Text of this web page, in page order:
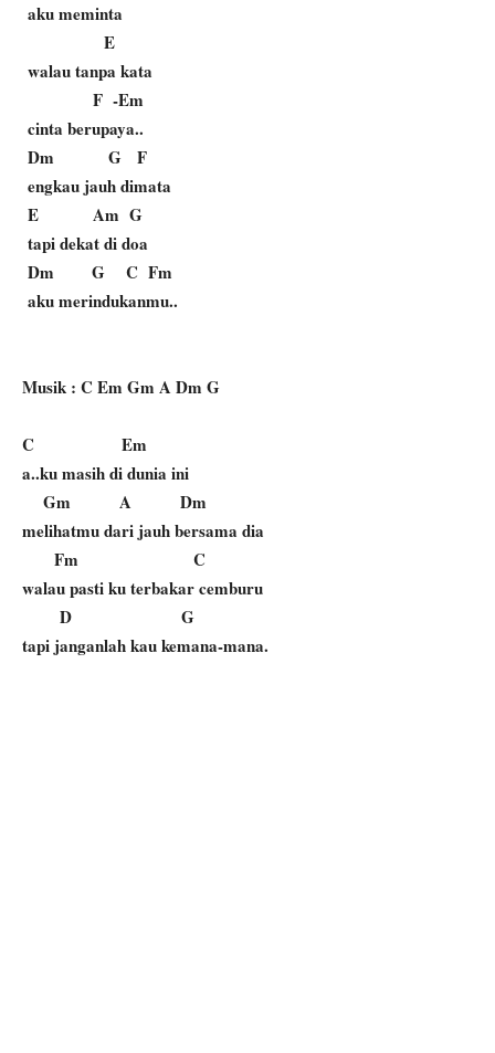
aku meminta
E
walau tanpa kata
F -Em
cinta berupaya..
Dm G F
engkau jauh dimata
E Am G
tapi dekat di doa
Dm G C Fm
aku merindukanmu..
Musik : C Em Gm A Dm G
C Em
a..ku masih di dunia ini
Gm A Dm
melihatmu dari jauh bersama dia
Fm C
walau pasti ku terbakar cemburu
D G
tapi janganlah kau kemana-mana.